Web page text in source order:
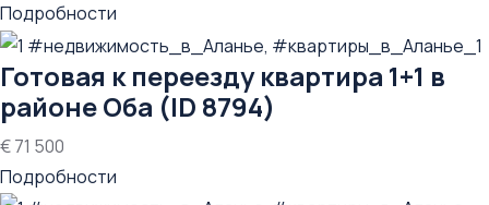
Подробности
Готовая к переезду квартира 1+1 в
районе Оба (ID 8794)
€ 71 500
Подробности